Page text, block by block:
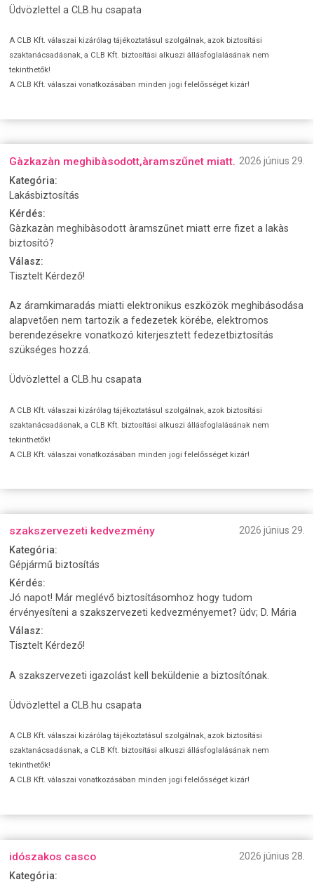
Üdvözlettel a CLB.hu csapata
A CLB Kft. válaszai kizárólag tájékoztatásul szolgálnak, azok biztosítási
szaktanácsadásnak, a CLB Kft. biztosítási alkuszi állásfoglalásának nem
tekinthetők!
A CLB Kft. válaszai vonatkozásában minden jogi felelősséget kizár!
Gàzkazàn meghibàsodott,àramszűnet miatt. 2026 június 29.
Kategória:
Lakásbiztosítás
Kérdés:
Gàzkazàn meghibàsodott àramszűnet miatt erre fizet a lakàs
biztosító?
Válasz:
Tisztelt Kérdező!
Az áramkimaradás miatti elektronikus eszközök meghibásodása
alapvetően nem tartozik a fedezetek körébe, elektromos
berendezésekre vonatkozó kiterjesztett fedezetbiztosítás
szükséges hozzá.
Üdvözlettel a CLB.hu csapata
A CLB Kft. válaszai kizárólag tájékoztatásul szolgálnak, azok biztosítási
szaktanácsadásnak, a CLB Kft. biztosítási alkuszi állásfoglalásának nem
tekinthetők!
A CLB Kft. válaszai vonatkozásában minden jogi felelősséget kizár!
szakszervezeti kedvezmény
2026 június 29.
Kategória:
Gépjármű biztosítás
Kérdés:
Jó napot! Már meglévő biztosításomhoz hogy tudom
érvényesíteni a szakszervezeti kedvezményemet? üdv; D. Mária
Válasz:
Tisztelt Kérdező!
A szakszervezeti igazolást kell beküldenie a biztosítónak.
Üdvözlettel a CLB.hu csapata
A CLB Kft. válaszai kizárólag tájékoztatásul szolgálnak, azok biztosítási
szaktanácsadásnak, a CLB Kft. biztosítási alkuszi állásfoglalásának nem
tekinthetők!
A CLB Kft. válaszai vonatkozásában minden jogi felelősséget kizár!
idószakos casco
2026 június 28.
Kategória: